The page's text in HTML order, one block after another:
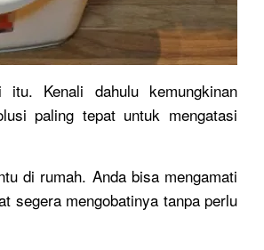
Kenali dahulu kemungkinan
paling tepat untuk mengatasi
di rumah. Anda bisa mengamati
segera mengobatinya tanpa perlu